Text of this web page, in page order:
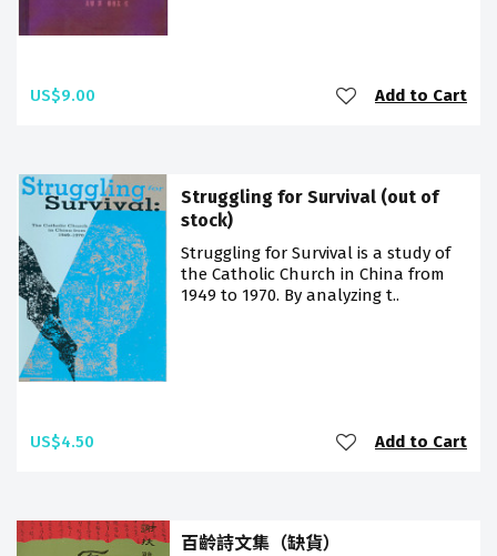
US$9.00 Add to Cart
Struggling for Survival (out of
stock)
Struggling for Survival is a study of
the Catholic Church in China from
1949 to 1970. By analyzing t..
US$4.50 Add to Cart
百齡詩文集（缺貨）